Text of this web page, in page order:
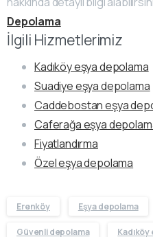
Depolama
İlgili Hizmetlerimiz
Kadıköy eşya depolama
Suadiye eşya depolama
Caddebostan eşya
Caferağa eşya
Fiyatlandırma
Özel eşya depolama
Erenköy Eşya depolama
Güvenli depolama